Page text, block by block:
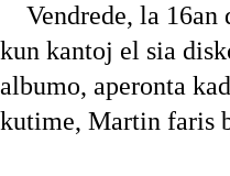
Vendrede, la 16an
kun kantoj el sia
albumo, aperonta
kutime, Martin faris